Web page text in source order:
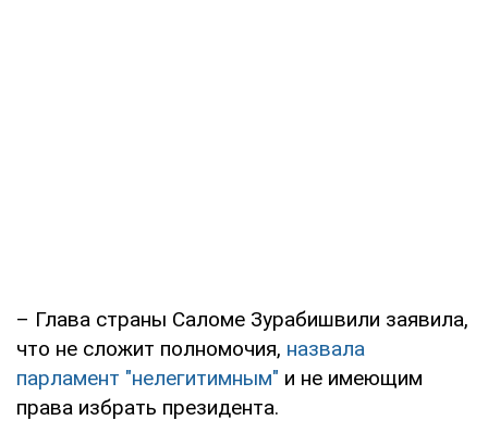
– Глава страны Саломе Зурабишвили заявила,
что не сложит полномочия, назвала
парламент "нелегитимным" и не имеющим
права избрать президента.